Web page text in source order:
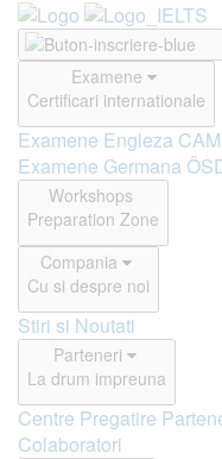
Examene
Certificari internationale
Examene Engleza
Examene Germana
Workshops
Preparation Zone
Compania
Cu si despre noi
Stiri si Noutati
Parteneri
La drum impreuna
Centre Pregatire
Colaboratori